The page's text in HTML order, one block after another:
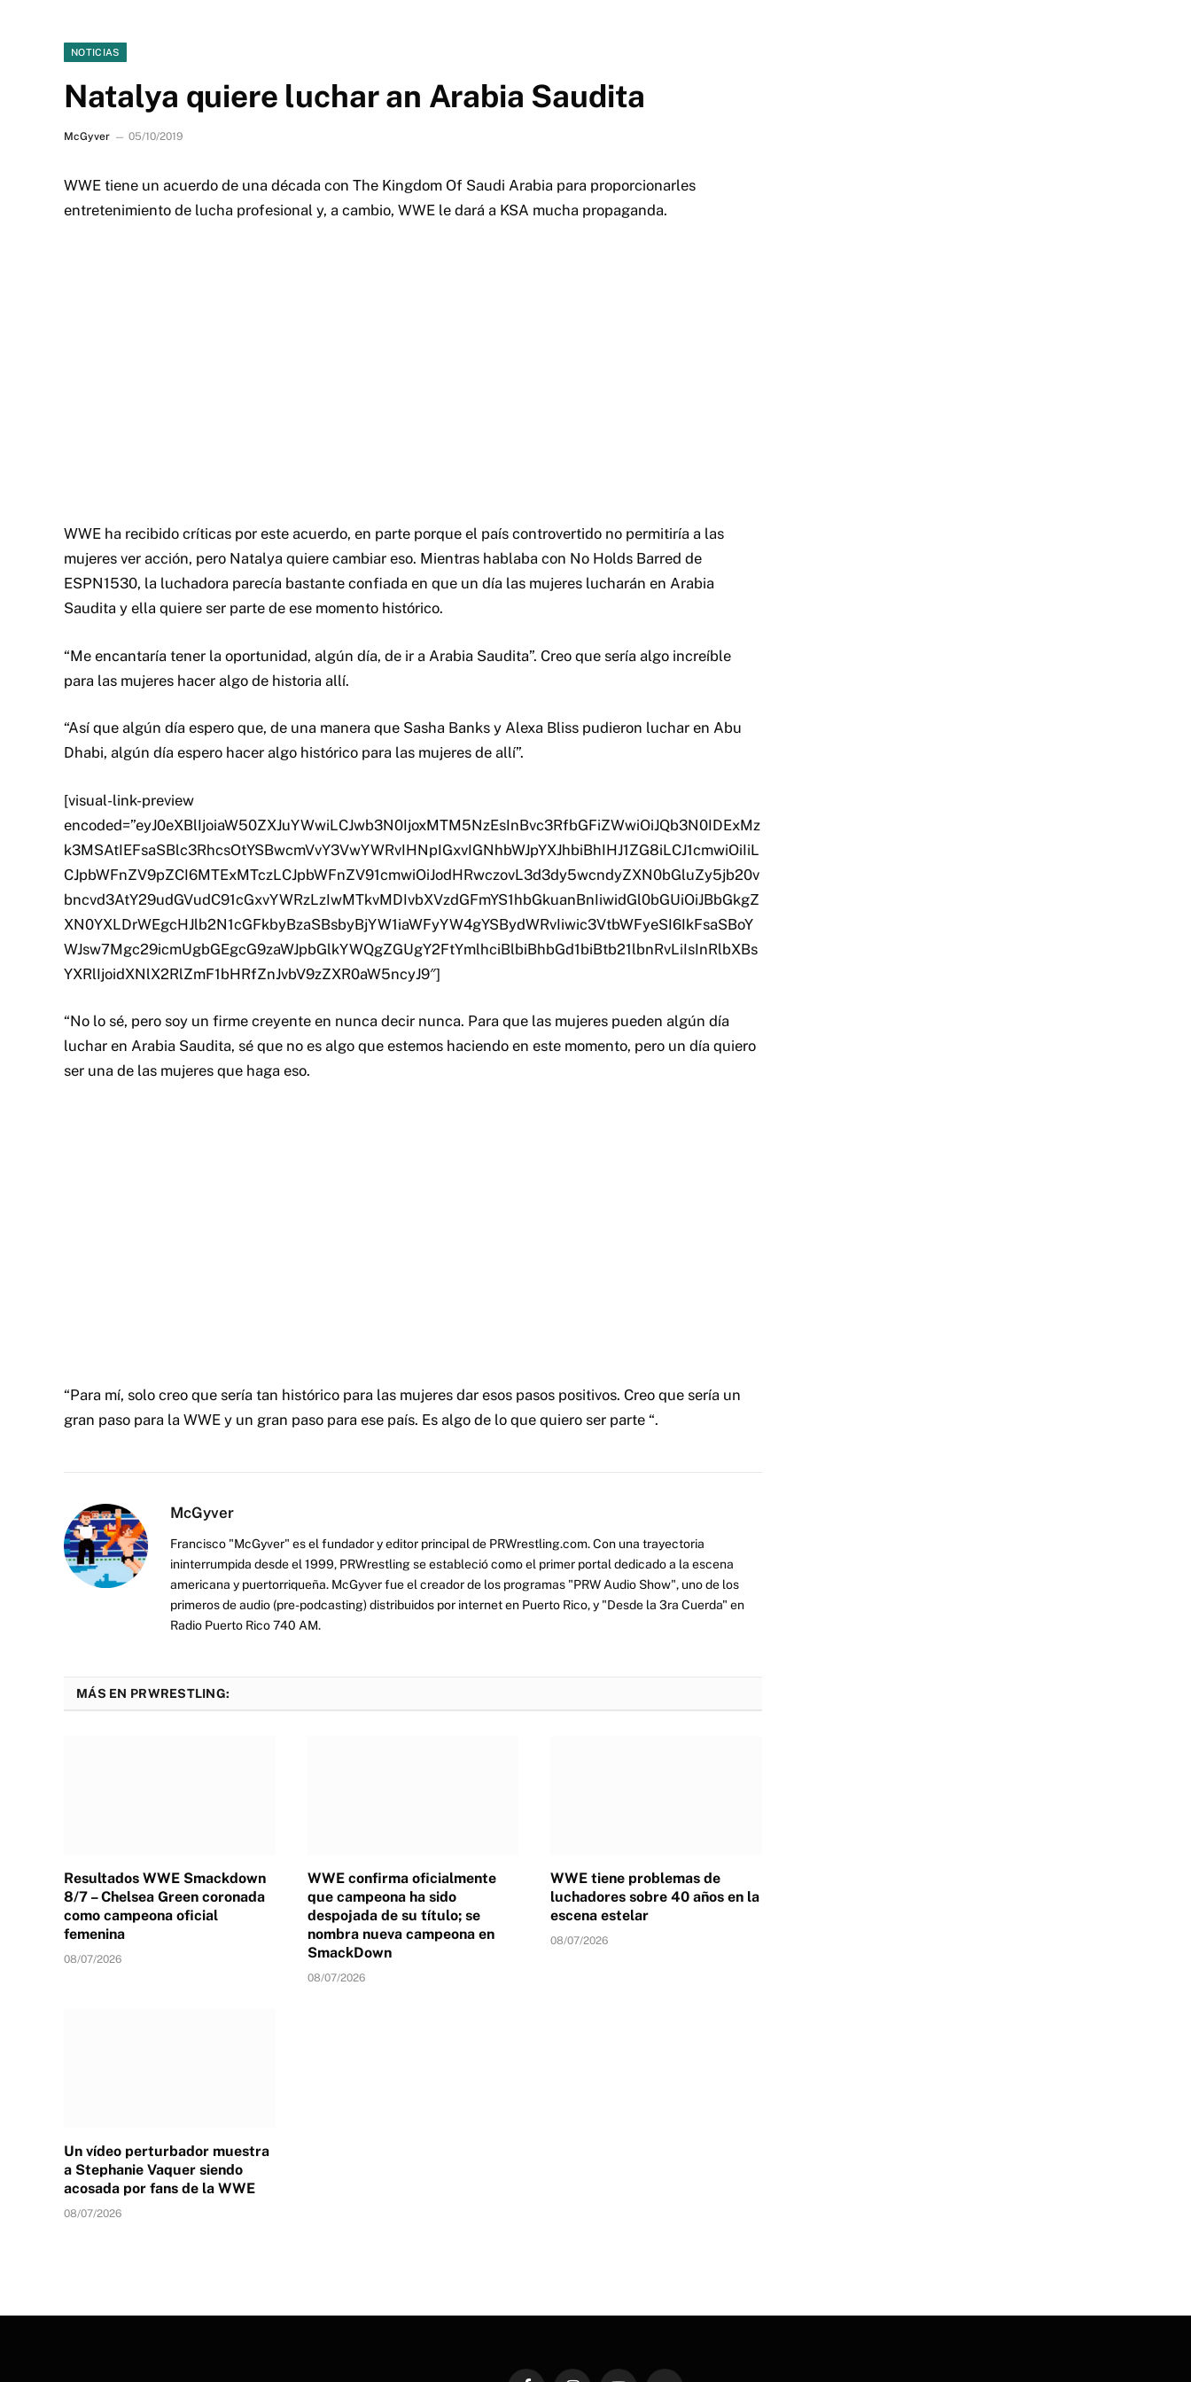
NOTICIAS
Natalya quiere luchar an Arabia Saudita
McGyver 05/10/2019
WWE tiene un acuerdo de una década con The Kingdom Of Saudi Arabia para proporcionarles
entretenimiento de lucha profesional y, a cambio, WWE le dará a KSA mucha propaganda.
WWE ha recibido críticas por este acuerdo, en parte porque el país controvertido no permitiría a las
mujeres ver acción, pero Natalya quiere cambiar eso. Mientras hablaba con No Holds Barred de
ESPN1530, la luchadora parecía bastante confiada en que un día las mujeres lucharán en Arabia
Saudita y ella quiere ser parte de ese momento histórico.
“Me encantaría tener la oportunidad, algún día, de ir a Arabia Saudita”. Creo que sería algo increíble
para las mujeres hacer algo de historia allí.
“Así que algún día espero que, de una manera que Sasha Banks y Alexa Bliss pudieron luchar en Abu
Dhabi, algún día espero hacer algo histórico para las mujeres de allí”.
[visual-link-preview
encoded=”eyJ0eXBlIjoiaW50ZXJuYWwiLCJwb3N0IjoxMTM5NzEsInBvc3RfbGFiZWwiOiJQb3N0IDExMz
k3MSAtIEFsaSBlc3RhcsOtYSBwcmVvY3VwYWRvIHNpIGxvIGNhbWJpYXJhbiBhIHJ1ZG8iLCJ1cmwiOiIiL
CJpbWFnZV9pZCI6MTExMTczLCJpbWFnZV91cmwiOiJodHRwczovL3d3dy5wcndyZXN0bGluZy5jb20v
bncvd3AtY29udGVudC91cGxvYWRzLzIwMTkvMDIvbXVzdGFmYS1hbGkuanBnIiwidGl0bGUiOiJBbGkgZ
XN0YXLDrWEgcHJlb2N1cGFkbyBzaSBsbyBjYW1iaWFyYW4gYSBydWRvIiwic3VtbWFyeSI6IkFsaSBoY
WJsw7Mgc29icmUgbGEgcG9zaWJpbGlkYWQgZGUgY2FtYmlhciBlbiBhbGd1biBtb21lbnRvLiIsInRlbXBs
YXRlIjoidXNlX2RlZmF1bHRfZnJvbV9zZXR0aW5ncyJ9″]
“No lo sé, pero soy un firme creyente en nunca decir nunca. Para que las mujeres pueden algún día
luchar en Arabia Saudita, sé que no es algo que estemos haciendo en este momento, pero un día quiero
ser una de las mujeres que haga eso.
“Para mí, solo creo que sería tan histórico para las mujeres dar esos pasos positivos. Creo que sería un
gran paso para la WWE y un gran paso para ese país. Es algo de lo que quiero ser parte “.
McGyver
Francisco "McGyver" es el fundador y editor principal de PRWrestling.com. Con una trayectoria
ininterrumpida desde el 1999, PRWrestling se estableció como el primer portal dedicado a la escena
americana y puertorriqueña. McGyver fue el creador de los programas "PRW Audio Show", uno de los
primeros de audio (pre-podcasting) distribuidos por internet en Puerto Rico, y "Desde la 3ra Cuerda" en
Radio Puerto Rico 740 AM.
MÁS EN PRWRESTLING:
Resultados WWE Smackdown
8/7 – Chelsea Green coronada
como campeona oficial
femenina
08/07/2026
WWE confirma oficialmente
que campeona ha sido
despojada de su título; se
nombra nueva campeona en
SmackDown
08/07/2026
WWE tiene problemas de
luchadores sobre 40 años en la
escena estelar
08/07/2026
Un vídeo perturbador muestra
a Stephanie Vaquer siendo
acosada por fans de la WWE
08/07/2026